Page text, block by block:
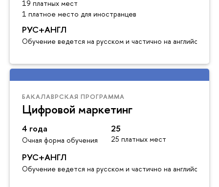
19 платных мест
1 платное место для иностранцев
РУС+АНГЛ
Обучение ведется на русском и частично на английском
БАКАЛАВРСКАЯ ПРОГРАММА
Цифровой маркетинг
4 года
Очная форма обучения
25
25 платных мест
РУС+АНГЛ
Обучение ведется на русском и частично на английском